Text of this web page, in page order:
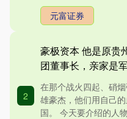
元富证券
2
豪极资本 他是原贵
团董事长，亲家是
在那个战火四起、硝
雄豪杰，他们用自己
国。 今天要介绍的人